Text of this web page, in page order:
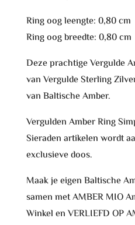
Ring oog leengte: 0,80 cm
Ring oog breedte: 0,80 cm
Deze prachtige Vergulde
van Vergulde Sterling
van Baltische Amber.
Vergulden Amber Ring
Sieraden artikelen wordt
exclusieve doos.
Maak je eigen Baltische
samen met AMBER MIO
Winkel en VERLIEFD OP